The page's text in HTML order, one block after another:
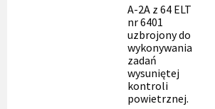
A-2A z 64 ELT
nr 6401
uzbrojony do
wykonywania
zadań
wysuniętej
kontroli
powietrznej.